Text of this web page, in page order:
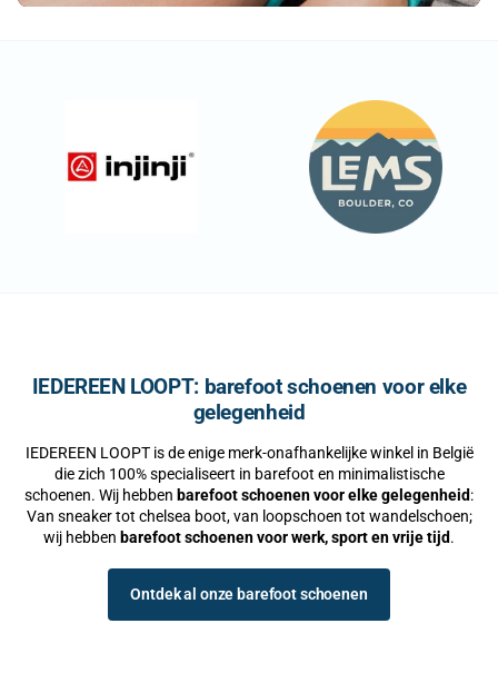
IEDEREEN LOOPT: barefoot schoenen voor elke
gelegenheid
IEDEREEN LOOPT is de enige merk-onafhankelijke winkel in België
die zich 100% specialiseert in barefoot en minimalistische
schoenen. Wij hebben barefoot schoenen voor elke gelegenheid:
Van sneaker tot chelsea boot, van loopschoen tot wandelschoen;
wij hebben barefoot schoenen voor werk, sport en vrije tijd.
Barefoot schoenen gevenminimale steun, zodat je voeten actief
blijven werken zoals de natuur bedoeld heeft. Dit kan voetklachten
Ontdek al onze barefoot schoenen